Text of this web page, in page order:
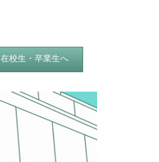
在校生・卒業生へ